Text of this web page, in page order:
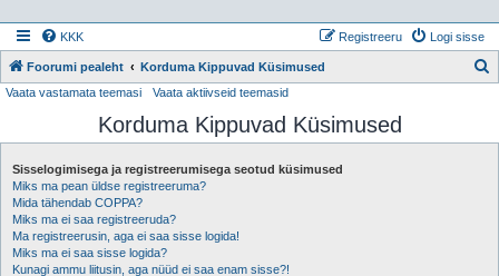
KKK Logi sisse
Registreeru
Foorumi pealeht Korduma Kippuvad Küsimused
i
Vaata vastamata teemasi Vaata aktiivseid teemasid
Korduma Kippuvad Küsimused
Sisselogimisega ja registreerumisega seotud küsimused
Miks ma pean üldse registreeruma?
Mida tähendab COPPA?
Miks ma ei saa registreeruda?
Ma registreerusin, aga ei saa sisse logida!
Miks ma ei saa sisse logida?
Kunagi ammu liitusin, aga nüüd ei saa enam sisse?!